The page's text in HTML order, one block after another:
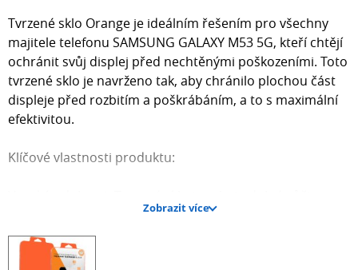
Tvrzené sklo Orange je ideálním řešením pro všechny
majitele telefonu SAMSUNG GALAXY M53 5G, kteří chtějí
ochránit svůj displej před nechtěnými poškozeními. Toto
tvrzené sklo je navrženo tak, aby chránilo plochou část
displeje před rozbitím a poškrábáním, a to s maximální
efektivitou.
Klíčové vlastnosti produktu:
jakémukoli poškození, což zajišťuje dlouhou životnost
vašeho displeje.
Neovlivňuje citlivost dotyku: I přes svou robustnost
Zobrazit více